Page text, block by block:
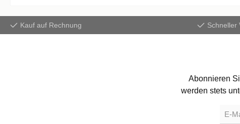
Kauf auf Rechnung Schneller
Abonnieren
werden stets
Mail-